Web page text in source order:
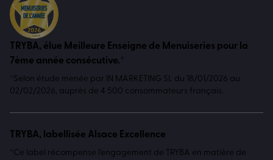
TRYBA, élue Meilleure Enseigne de Menuiseries pour la
7ème année consécutive.*
*Selon étude menée par IN MARKETING SL du 18/01/2026 au
02/02/2026, auprès de 4 500 consommateurs français.
TRYBA, labellisée Alsace Excellence
*Ce label récompense l'engagement de TRYBA en matière de